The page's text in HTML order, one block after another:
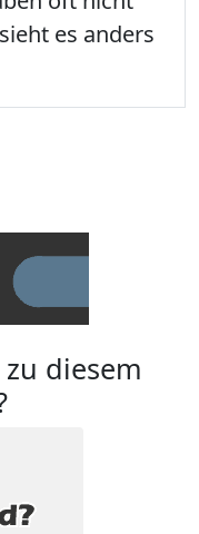
es anders
diesem